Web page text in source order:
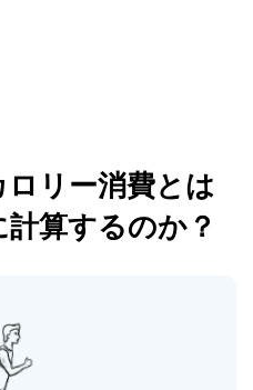
リー消費とは
算するのか？